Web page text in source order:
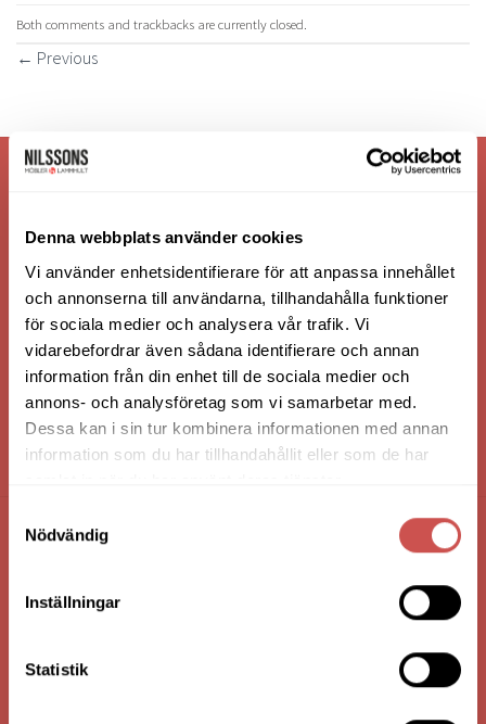
Denna webbplats använder cookies
Vi använder enhetsidentifierare för att anpassa innehållet
och annonserna till användarna, tillhandahålla funktioner
för sociala medier och analysera vår trafik. Vi
vidarebefordrar även sådana identifierare och annan
information från din enhet till de sociala medier och
annons- och analysföretag som vi samarbetar med.
Dessa kan i sin tur kombinera informationen med annan
information som du har tillhandahållit eller som de har
Nödvändig
Inställningar
Statistik
Both comments and trackbacks are currently closed.
← Previous
HANDLA VIA: BUTIK - WEBBSHOP - TELEFON
FÖRETAGSUPPGIFTER
Nilssons Möbler i Lammhult
Org. Nummer: 556062-1780